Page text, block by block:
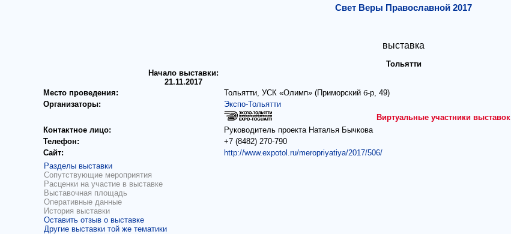
Свет Веры Православной 2017
выставка
Тольятти
Начало выставки:
21.11.2017
Место проведения:
Тольятти, УСК «Олимп» (Приморский б-р, 49)
Организаторы:
Экспо-Тольятти
Виртуальные участники выставок
Контактное лицо:
Руководитель проекта Наталья Бычкова
Телефон:
+7 (8482) 270-790
Сайт:
http://www.expotol.ru/meropriyatiya/2017/506/
Разделы выставки
Сопутствующие мероприятия
Расценки на участие в выставке
Выставочная площадь
Оперативные данные
История выставки
Оставить отзыв о выставке
Другие выставки той же тематики